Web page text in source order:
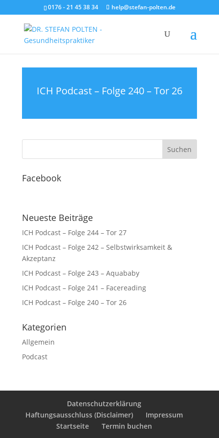
0176 - 21 45 38 34 help@stefan-polten.de
ICH Podcast – Folge 240 – Tor 26
Facebook
Neueste Beiträge
ICH Podcast – Folge 244 – Tor 27
ICH Podcast – Folge 242 – Selbstwirksamkeit &
Akzeptanz
ICH Podcast – Folge 243 – Aquababy
ICH Podcast – Folge 241 – Facereading
ICH Podcast – Folge 240 – Tor 26
Kategorien
Allgemein
Podcast
Datenschutzerklärung
Haftungsausschluss (Disclaimer)
Impressum
Startseite
Termin buchen